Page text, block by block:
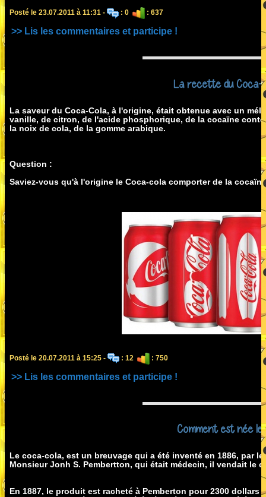
Posté le 23.07.2011 à 11:31 - : 0 : 637
>> Lis les commentaires et participe !
La recette du Coca-
La saveur du Coca-Cola, à l'origine, était obtenue avec un
vanille, de citron, de l'acide phosphorique, de la cocaïne
la noix de cola, de la gomme arabique.
Question :
Saviez-vous qu'à l'origine le Coca-cola comporter de la
Posté le 20.07.2011 à 15:25 - : 12 : 750
>> Lis les commentaires et participe !
Comment est née le
Le coca-cola, est un breuvage qui a été inventé en 1886, par
Monsieur Jonh S. Pembertton, qui était médecin, il vendait le
En 1887, le produit est racheté à Pemberton pour 2300 dollars